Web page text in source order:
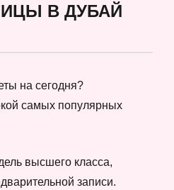
В ДУБАЙ
на сегодня?
самых популярных
высшего класса,
записи.